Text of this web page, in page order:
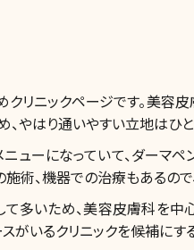
リニックページです。美容
やはり通いやすい立地はひ
ーになっていて、ダーマペ
施術、機器での治療もあるの
多いため、美容皮膚科を中
がいるクリニックを候補にす